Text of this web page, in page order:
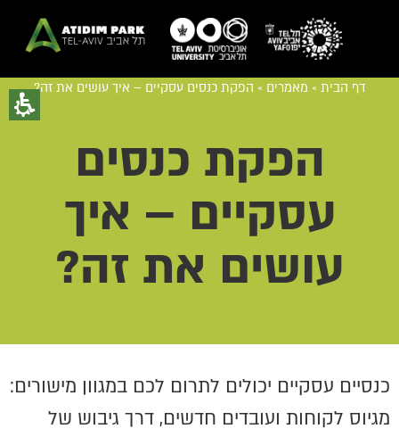
דף הבית » מאמרים » הפקת כנסים עסקיים – איך עושים את זה?
הפקת כנסים
עסקיים – איך
עושים את זה?
כנסיים עסקיים יכולים לתרום לכם במגוון מישורים:
מגיוס לקוחות ועובדים חדשים, דרך גיבוש של